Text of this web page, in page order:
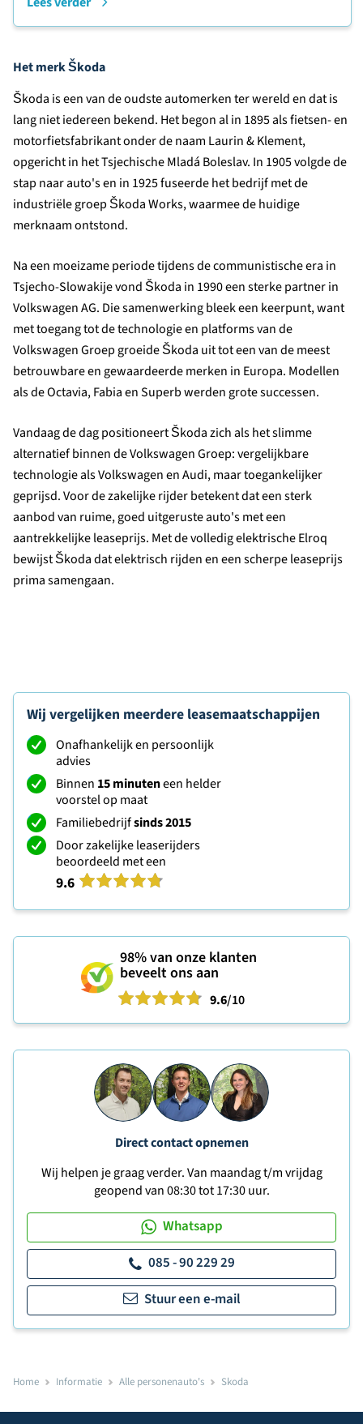
Het merk Škoda
Škoda is een van de oudste automerken ter wereld en dat is
lang niet iedereen bekend. Het begon al in 1895 als fietsen- en
motorfietsfabrikant onder de naam Laurin & Klement,
opgericht in het Tsjechische Mladá Boleslav. In 1905 volgde de
stap naar auto's en in 1925 fuseerde het bedrijf met de
industriële groep Škoda Works, waarmee de huidige
merknaam ontstond.
Na een moeizame periode tijdens de communistische era in
Tsjecho-Slowakije vond Škoda in 1990 een sterke partner in
Volkswagen AG. Die samenwerking bleek een keerpunt, want
met toegang tot de technologie en platforms van de
Volkswagen Groep groeide Škoda uit tot een van de meest
betrouwbare en gewaardeerde merken in Europa. Modellen
als de Octavia, Fabia en Superb werden grote successen.
Vandaag de dag positioneert Škoda zich als het slimme
alternatief binnen de Volkswagen Groep: vergelijkbare
technologie als Volkswagen en Audi, maar toegankelijker
geprijsd. Voor de zakelijke rijder betekent dat een sterk
aanbod van ruime, goed uitgeruste auto's met een
aantrekkelijke leaseprijs. Met de volledig elektrische Elroq
bewijst Škoda dat elektrisch rijden en een scherpe leaseprijs
prima samengaan.
Wij vergelijken meerdere leasemaatschappijen
Onafhankelijk en persoonlijk
advies
Binnen 15 minuteneen helder
voorstel op maat
Familiebedrijfsinds 2015
Door zakelijke leaserijders
beoordeeld met een
9.6
98%van onze klanten
beveelt ons aan
9.6/10
Direct contact opnemen
Wij helpen je graag verder. Van maandag t/m vrijdag
geopend van 08:30 tot 17:30 uur.
Whatsapp
085 - 90 229 29
Stuur een e-mail
Home Informatie Alle personenauto's Skoda